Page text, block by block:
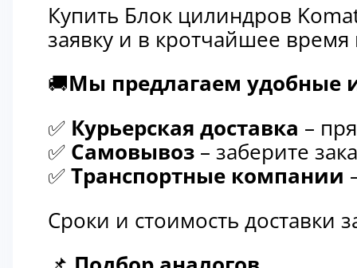
Купить Блок цилиндров
заявку и в кротчайшее
🚚Мы предлагаем удобные
✅ Курьерская доставка –
✅ Самовывоз – заберите
✅ Транспортные компании
Сроки и стоимость доставки